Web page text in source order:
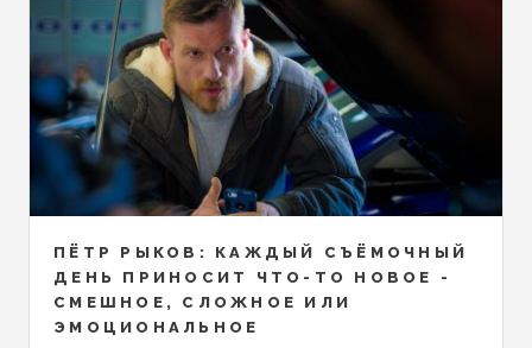
ПЁТР РЫКОВ: КАЖДЫЙ СЪЁМОЧНЫЙ
ДЕНЬ ПРИНОСИТ ЧТО-ТО НОВОЕ -
СМЕШНОЕ, СЛОЖНОЕ ИЛИ
ЭМОЦИОНАЛЬНОЕ